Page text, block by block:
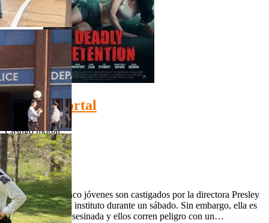
HD 720p
Castigo mortal
Castigo mortal
HD 720p
IMDb: N/A
N/A
N/A
The Detained Cinco jóvenes son castigados por la directora Presley
para trabajar en el instituto durante un sábado. Sin embargo, ella es
misteriosamente asesinada y ellos corren peligro con un…